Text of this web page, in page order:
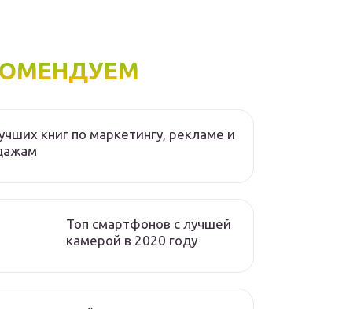
книг по маркетингу, рекламе и
Топ смартфонов с лучшей
камерой в 2020 году